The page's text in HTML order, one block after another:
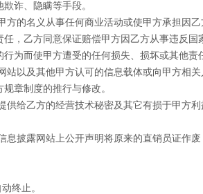
诈、隐瞒等手段。
方的名义从事任何商业活动或使甲方承担因乙
，乙方同意保证赔偿甲方因乙方从事违反国
为而使甲方遭受的任何损失、损坏或其他责
站以及其他甲方认可的信息载体或向甲方相关
章制度的推行与修改。
供给乙方的经营技术秘密及其它有损于甲方
息披露网站上公开声明将原来的直销员证作废
终止。